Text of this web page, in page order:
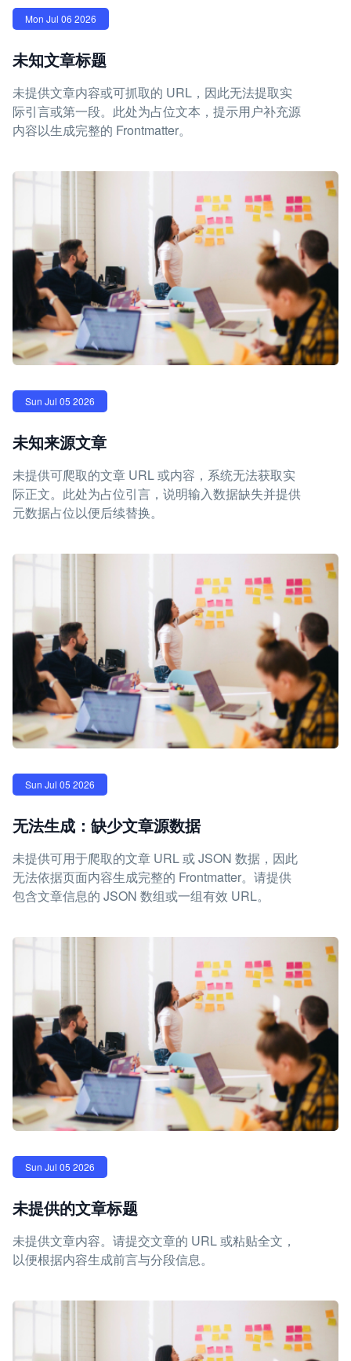
Mon Jul 06 2026
未知文章标题
未提供文章内容或可抓取的 URL，因此无法提取实
际引言或第一段。此处为占位文本，提示用户补充源
内容以生成完整的 Frontmatter。
Sun Jul 05 2026
未知来源文章
未提供可爬取的文章 URL 或内容，系统无法获取实
际正文。此处为占位引言，说明输入数据缺失并提供
元数据占位以便后续替换。
Sun Jul 05 2026
无法生成：缺少文章源数据
未提供可用于爬取的文章 URL 或 JSON 数据，因此
无法依据页面内容生成完整的 Frontmatter。请提供
包含文章信息的 JSON 数组或一组有效 URL。
Sun Jul 05 2026
未提供的文章标题
未提供文章内容。请提交文章的 URL 或粘贴全文，
以便根据内容生成前言与分段信息。